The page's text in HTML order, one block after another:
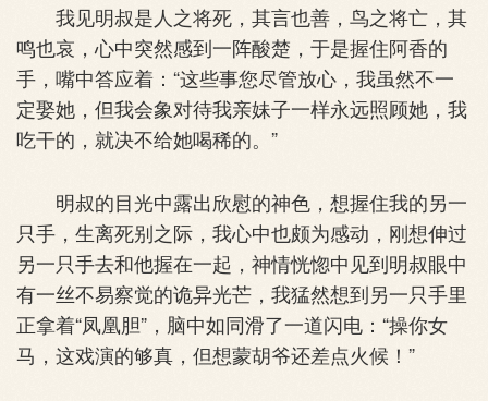
我见明叔是人之将死，其言也善，鸟之将亡，其
鸣也哀，心中突然感到一阵酸楚，于是握住阿香的
手，嘴中答应着：“这些事您尽管放心，我虽然不一
定娶她，但我会象对待我亲妹子一样永远照顾她，我
吃干的，就决不给她喝稀的。”
明叔的目光中露出欣慰的神色，想握住我的另一
只手，生离死别之际，我心中也颇为感动，刚想伸过
另一只手去和他握在一起，神情恍惚中见到明叔眼中
有一丝不易察觉的诡异光芒，我猛然想到另一只手里
正拿着“凤凰胆”，脑中如同滑了一道闪电：“操你女
马，这戏演的够真，但想蒙胡爷还差点火候！”